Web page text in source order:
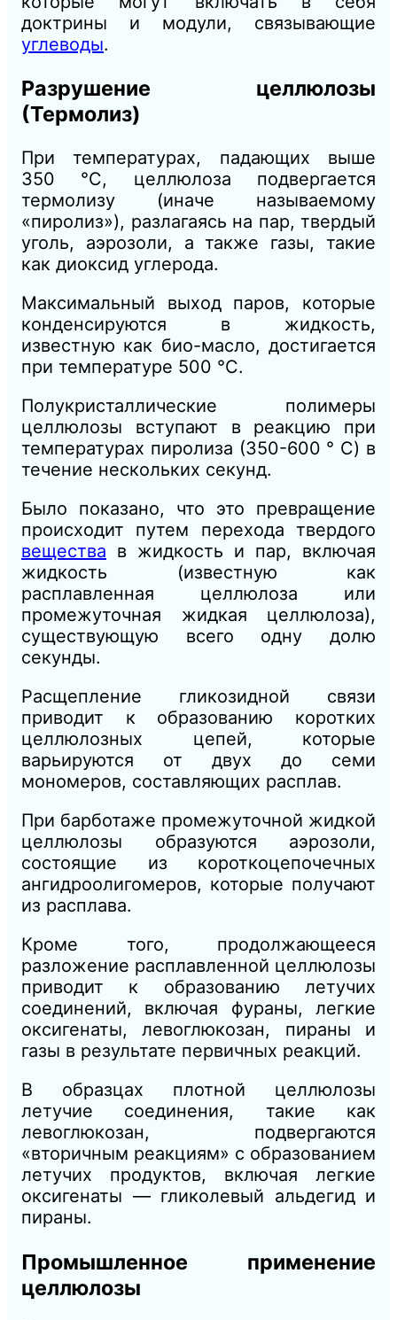
доктрины и модули, связывающие
углеводы.
Разрушение целлюлозы
(Термолиз)
При температурах, падающих выше
350 °C, целлюлоза подвергается
термолизу (иначе называемому
«пиролиз»), разлагаясь на пар, твердый
уголь, аэрозоли, а также газы, такие
как диоксид углерода.
Максимальный выход паров, которые
конденсируются в жидкость,
известную как био-масло, достигается
при температуре 500 °C.
Полукристаллические полимеры
целлюлозы вступают в реакцию при
температурах пиролиза (350-600 ° C) в
течение нескольких секунд.
Было показано, что это превращение
происходит путем перехода твердого
вещества в жидкость и пар, включая
жидкость (известную как
расплавленная целлюлоза или
промежуточная жидкая целлюлоза),
существующую всего одну долю
секунды.
Расщепление гликозидной связи
приводит к образованию коротких
целлюлозных цепей, которые
варьируются от двух до семи
мономеров, составляющих расплав.
При барботаже промежуточной жидкой
целлюлозы образуются аэрозоли,
состоящие из короткоцепочечных
ангидроолигомеров, которые получают
из расплава.
Кроме того, продолжающееся
разложение расплавленной целлюлозы
приводит к образованию летучих
соединений, включая фураны, легкие
оксигенаты, левоглюкозан, пираны и
газы в результате первичных реакций.
В образцах плотной целлюлозы
летучие соединения, такие как
левоглюкозан, подвергаются
«вторичным реакциям» с образованием
летучих продуктов, включая легкие
оксигенаты — гликолевый альдегид и
пираны.
Промышленное применение
целлюлозы